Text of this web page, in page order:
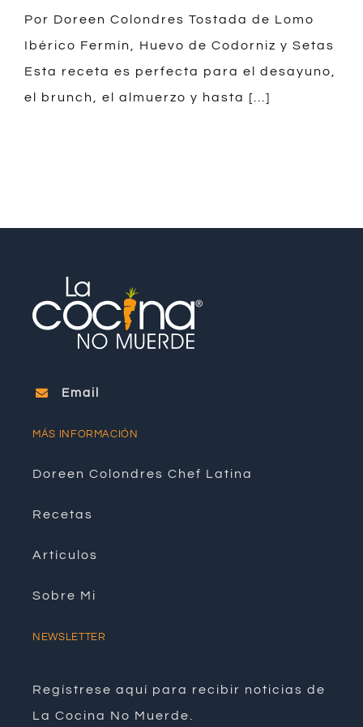
PRENSA
ESCRÍBEME
Por Doreen Colondres Tostada de Lomo
Ibérico Fermín, Huevo de Codorniz y Setas
Esta receta es perfecta para el desayuno,
el brunch, el almuerzo y hasta [...]
Email
MÁS INFORMACIÓN
Doreen Colondres Chef Latina
Recetas
Artículos
Sobre Mi
NEWSLETTER
Regístrese aquí para recibir noticias de
La Cocina No Muerde.